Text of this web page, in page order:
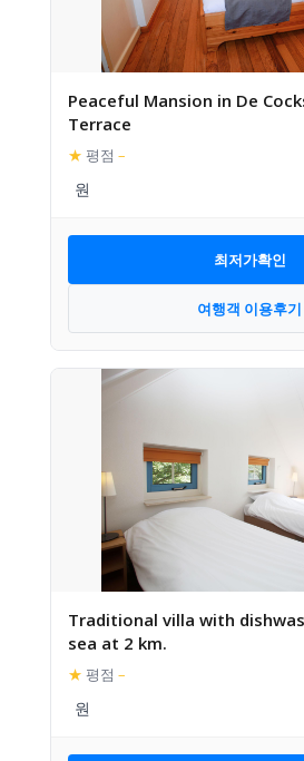
Peaceful Mansion in De
Terrace
★ 평점 –
최저가확인
여행객 이용후기
Traditional villa with
sea at 2 km.
★ 평점 –